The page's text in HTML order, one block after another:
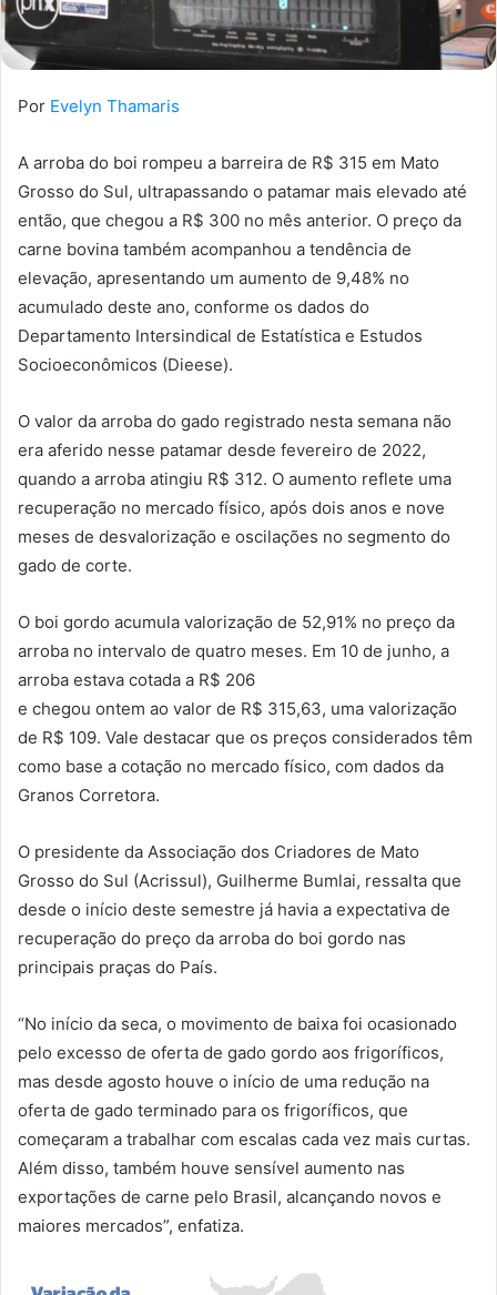
Por Evelyn Thamaris
A arroba do boi rompeu a barreira de R$ 315 em Mato
Grosso do Sul, ultrapassando o patamar mais elevado até
então, que chegou a R$ 300 no mês anterior. O preço da
carne bovina também acompanhou a tendência de
elevação, apresentando um aumento de 9,48% no
acumulado deste ano, conforme os dados do
Departamento Intersindical de Estatística e Estudos
Socioeconômicos (Dieese).
O valor da arroba do gado registrado nesta semana não
era aferido nesse patamar desde fevereiro de 2022,
quando a arroba atingiu R$ 312. O aumento reflete uma
recuperação no mercado físico, após dois anos e nove
meses de desvalorização e oscilações no segmento do
gado de corte.
O boi gordo acumula valorização de 52,91% no preço da
arroba no intervalo de quatro meses. Em 10 de junho, a
arroba estava cotada a R$ 206
e chegou ontem ao valor de R$ 315,63, uma valorização
de R$ 109. Vale destacar que os preços considerados têm
como base a cotação no mercado físico, com dados da
Granos Corretora.
O presidente da Associação dos Criadores de Mato
Grosso do Sul (Acrissul), Guilherme Bumlai, ressalta que
desde o início deste semestre já havia a expectativa de
recuperação do preço da arroba do boi gordo nas
principais praças do País.
“No início da seca, o movimento de baixa foi ocasionado
pelo excesso de oferta de gado gordo aos frigoríficos,
mas desde agosto houve o início de uma redução na
oferta de gado terminado para os frigoríficos, que
começaram a trabalhar com escalas cada vez mais curtas.
Além disso, também houve sensível aumento nas
exportações de carne pelo Brasil, alcançando novos e
maiores mercados”, enfatiza.